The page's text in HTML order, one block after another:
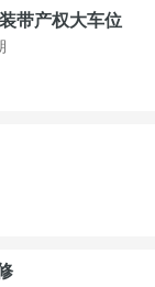
带产权大车位